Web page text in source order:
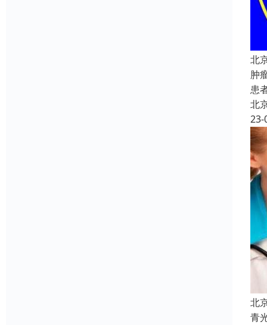
北
肿
患
北
23-
北
青